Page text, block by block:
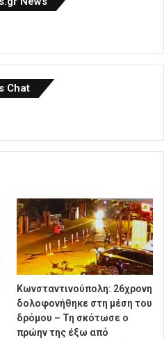
Chat
Κωνσταντινούπολη: 26χρονη
δολοφονήθηκε στη μέση του
δρόμου – Τη σκότωσε ο
πρώην της έξω από